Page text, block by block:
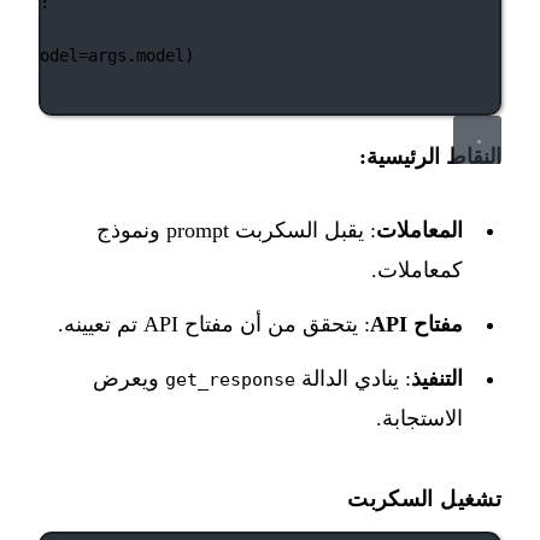
model=args.model)
النقاط الرئيسية:
المعاملات
: يقبل السكربت prompt ونموذج
كمعاملات.
مفتاح API : يتحقق من أن مفتاح API تم تعيينه.
التنفيذ: ينادي الدالة get_response ويعرض
الاستجابة.
تشغيل السكربت